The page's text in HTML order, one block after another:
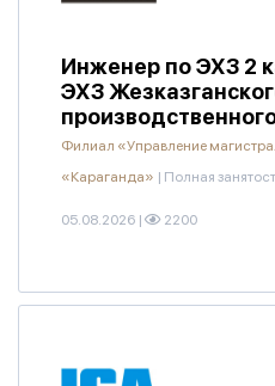
Инженер по ЭХЗ 2
ЭХЗ
Филиал «Управление
«Караганда» | Полная
05.08.2026 | 2200